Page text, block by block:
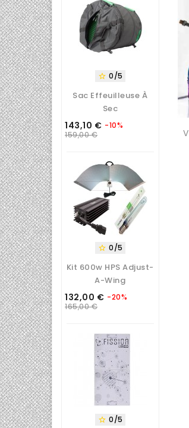
 0/5
Sac Effeuilleuse À
Sec
Prix
143,10 € -10%
159,00 €
 0/5
Kit 600w HPS Adjust-
A-Wing
Prix
132,00 € -20%
165,00 €
 0/5